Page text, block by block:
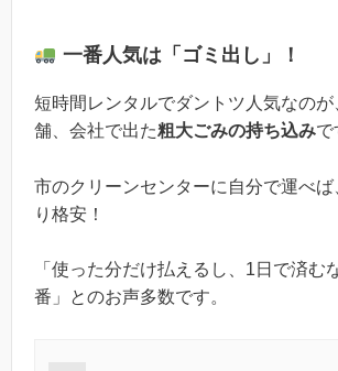
一番人気は「ゴミ出し」！
短時間レンタルでダントツ人気なの
舗、会社で出た粗大ごみの持ち込みで
市のクリーンセンターに自分で運べば
り格安！
「使った分だけ払えるし、1日で済む
番」とのお声多数です。